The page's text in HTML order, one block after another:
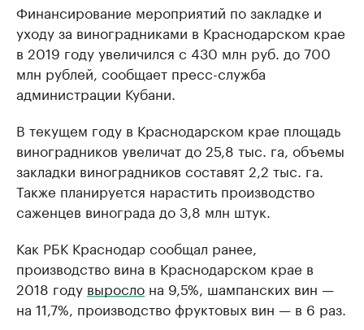
Финансирование мероприятий по закладке и
уходу за виноградниками в Краснодарском крае
в 2019 году увеличился с 430 млн руб. до 700
млн рублей, сообщает пресс-служба
администрации Кубани.
В текущем году в Краснодарском крае площадь
виноградников увеличат до 25,8 тыс. га, объемы
закладки виноградников составят 2,2 тыс. га.
Также планируется нарастить производство
саженцев винограда до 3,8 млн штук.
Как РБК Краснодар сообщал ранее,
производство вина в Краснодарском крае в
2018 году выросло на 9,5%, шампанских вин —
на 11,7%, производство фруктовых вин — в 6 раз.